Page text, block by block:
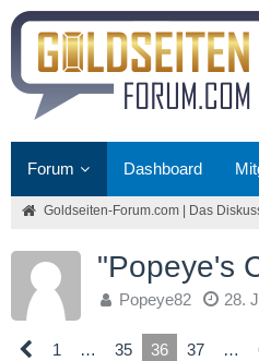
Forum Dashboard
Goldseiten-Forum.com | Das
"Popeye's
Popeye82 28.
1 … 35 36 37 …